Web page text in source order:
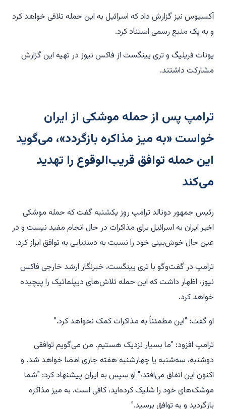
آکسیوس نیز گزارش داد که اسرائیل به این حمله تلافی خواهد کرد
و به یک منبع رسمی استناد کرد.
یونات فریلیگ و تری یینگست از فاکس نیوز در تهیه این گزارش
مشارکت داشتند.
ترامپ پس از حمله موشکی از ایران
خواست «به میز مذاکره بازگردد»، می‌گوید
این حمله توافق قریب‌الوقوع را تهدید
می‌کند
رئیس جمهور دونالد ترامپ روز یکشنبه گفت که حمله موشکی
اخیر ایران به اسرائیل برای مذاکرات در حال انجام مفید نیست و در
عین حال خوش‌بینی خود را نسبت به دستیابی به توافق ابراز کرد.
ترامپ در گفت‌وگو با تری یینگست، خبرنگار ارشد خارجی فاکس
نیوز، اظهار داشت که این حمله تلاش‌های دیپلماتیک را پیچیده
خواهد کرد.
او گفت: "این مطمئناً به مذاکرات کمک نخواهد کرد."
ترامپ افزود: "ما بسیار نزدیک هستیم. من می‌گویم توافقی
دوشنبه، سه‌شنبه یا چهارشنبه هفته جاری امضا خواهد شد. و
اکنون این اتفاق می‌افتد،" او سپس به ایران پیشنهاد کرد: "شما
موشک‌های خود را شلیک کرده‌اید، کافی است. به میز مذاکره
بازگردید و به توافق برسید."